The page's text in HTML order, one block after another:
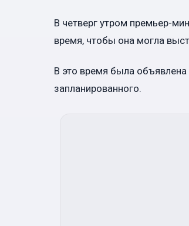
В четверг утром премьер-
время, чтобы она могла
В это время была
запланированного.